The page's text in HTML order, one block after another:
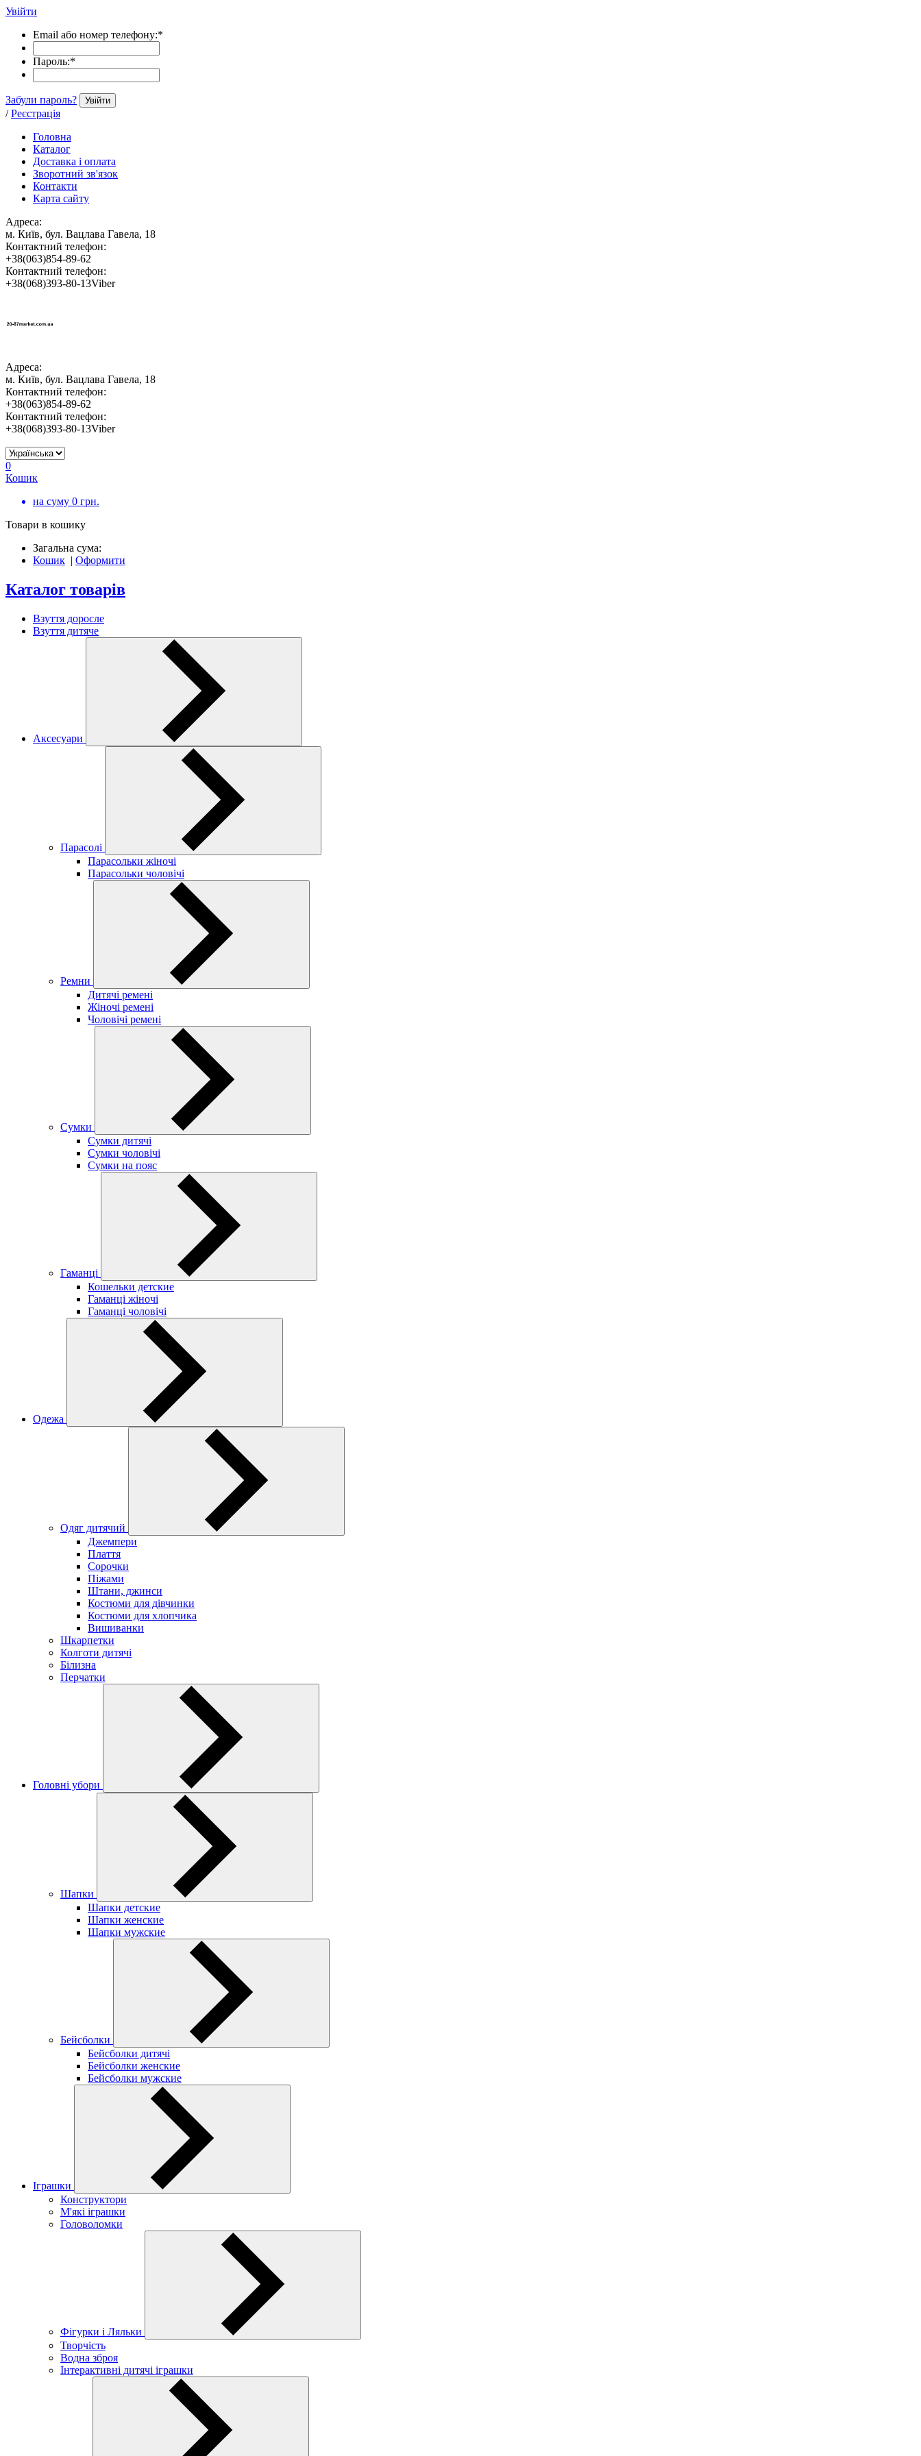
Увійти
Email або номер телефону:*
Пароль:*
Забули пароль? Увійти
/ Реєстрація
Головна
Каталог
Доставка і оплата
Зворотний зв'язок
Контакти
Карта сайту
Адреса:
м. Київ, бул. Вацлава Гавела, 18
Контактний телефон:
+38(063)854-89-62
Контактний телефон:
+38(068)393-80-13Viber
Адреса:
м. Київ, бул. Вацлава Гавела, 18
Контактний телефон:
+38(063)854-89-62
Контактний телефон:
+38(068)393-80-13Viber
0
Кошик
на суму 0 грн.
Товари в кошику
Загальна сума:
Кошик | Оформити
Каталог товарів
Взуття доросле
Взуття дитяче
Аксесуари
Парасолі
Парасольки жіночі
Парасольки чоловічі
Ремни
Дитячі ремені
Жіночі ремені
Чоловічі ремені
Сумки
Сумки дитячі
Сумки чоловічі
Сумки на пояс
Гаманці
Кошельки детские
Гаманці жіночі
Гаманці чоловічі
Одежа
Одяг дитячий
Джемпери
Плаття
Сорочки
Піжами
Штани, джинси
Костюми для дівчинки
Костюми для хлопчика
Вишиванки
Шкарпетки
Колготи дитячі
Білизна
Перчатки
Головні убори
Шапки
Шапки детские
Шапки женские
Шапки мужские
Бейсболки
Бейсболки дитячі
Бейсболки женские
Бейсболки мужские
Іграшки
Конструктори
М'які іграшки
Головоломки
Фігурки і Ляльки
Творчість
Водна зброя
Інтерактивні дитячі іграшки